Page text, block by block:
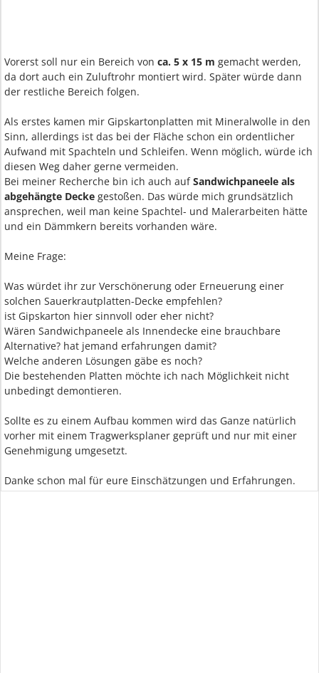
Vorerst soll nur ein Bereich von ca. 5 x 15 m gemacht werden,
da dort auch ein Zuluftrohr montiert wird. Später würde dann
der restliche Bereich folgen.
Als erstes kamen mir Gipskartonplatten mit Mineralwolle in den
Sinn, allerdings ist das bei der Fläche schon ein ordentlicher
Aufwand mit Spachteln und Schleifen. Wenn möglich, würde ich
diesen Weg daher gerne vermeiden.
Bei meiner Recherche bin ich auch aufSandwichpaneele als
abgehängte Decke gestoßen. Das würde mich grundsätzlich
ansprechen, weil man keine Spachtel- und Malerarbeiten hätte
und ein Dämmkern bereits vorhanden wäre.
Meine Frage:
Was würdet ihr zur Verschönerung oder Erneuerung einer
solchen Sauerkrautplatten-Decke empfehlen?
ist Gipskarton hier sinnvoll oder eher nicht?
Wären Sandwichpaneele als Innendecke eine brauchbare
Alternative? hat jemand erfahrungen damit?
Welche anderen Lösungen gäbe es noch?
Die bestehenden Platten möchte ich nach Möglichkeit nicht
unbedingt demontieren.
Sollte es zu einem Aufbau kommen wird das Ganze natürlich
vorher mit einem Tragwerksplaner geprüft und nur mit einer
Genehmigung umgesetzt.
Danke schon mal für eure Einschätzungen und Erfahrungen.